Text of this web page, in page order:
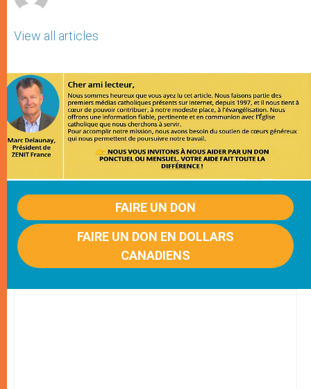
View all articles
FAIRE UN DON
FAIRE UN DON EN DOLLARS
CANADIENS